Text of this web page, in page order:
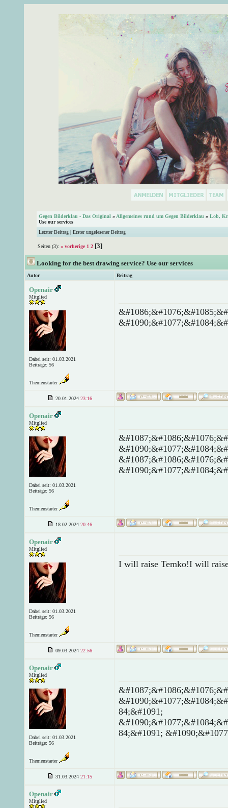
Gegen Bilderklau - Das Original » Allgemeines rund um Gegen Bilderklau » Lob,
Use our services
Letzter Beitrag| Erster ungelesener Beitrag
Seiten (3): « vorherige 1 2 [3]
Looking for the best drawing service? Use our services
Autor Beitrag
Openair
Mitglied
Dabei seit: 01.03.2021
Beiträge: 56
Themenstarter
20.01.2024 23:16
Openair
Mitglied
Dabei seit: 01.03.2021
Beiträge: 56
Themenstarter
18.02.2024 20:46
Openair
Mitglied
Dabei seit: 01.03.2021
Beiträge: 56
Themenstarter
I will raise Temko!I will
09.03.2024 22:56
Openair
Mitglied
Dabei seit: 01.03.2021
Beiträge: 56
Themenstarter
84;&#1091;
84;&#1091;
31.03.2024 21:15
Openair
Mitglied